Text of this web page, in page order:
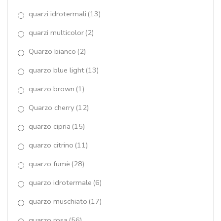
quarzo verde muschiato
rodolite(1)
rodonite(26)
SCOMPONIBILE - Pietre
SCOMPONIBILE-Perle
sodalite(1)
spinello nero (35)
Sunshine(7)
Synthesis Collezione Componibile
tagli macchina(7)
tormalina(1)